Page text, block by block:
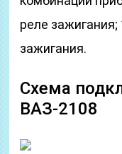
реле
зажигания.
Схема
ВАЗ-2108